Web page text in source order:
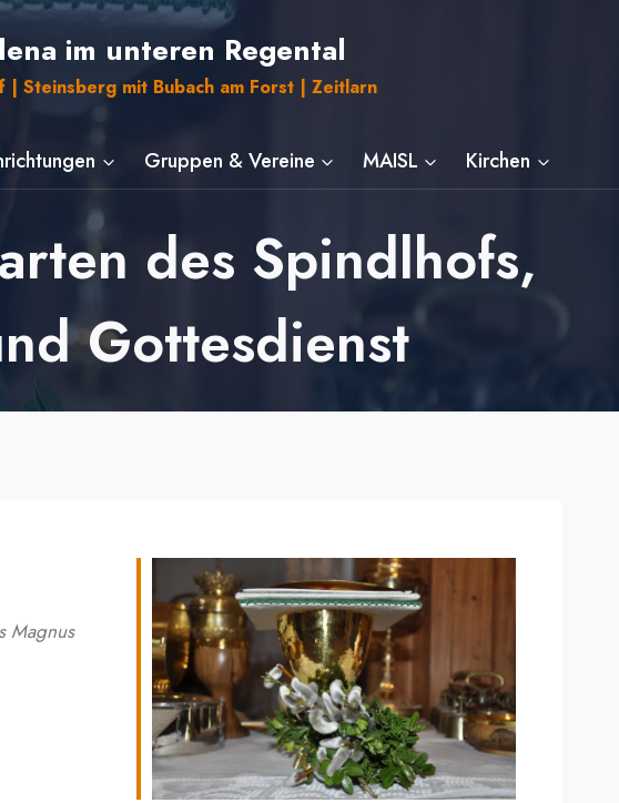
im unteren Regental
Steinsberg mit Bubach am Forst | Zeitlarn
Gruppen & Vereine MAISL Kirchen
des Spindlhofs,
Gottesdienst
Office 365 Outlook Live
Magnus